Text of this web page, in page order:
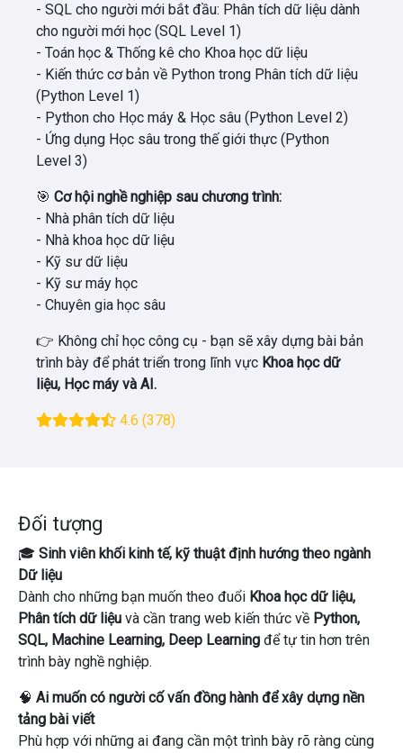
- SQL cho người mới bắt đầu: Phân tích dữ liệu dành
cho người mới học (SQL Level 1)
- Toán học & Thống kê cho Khoa học dữ liệu
- Kiến thức cơ bản về Python trong Phân tích dữ liệu
(Python Level 1)
- Python cho Học máy & Học sâu (Python Level 2)
- Ứng dụng Học sâu trong thế giới thực (Python
Level 3)
🎯 Cơ hội nghề nghiệp sau chương trình:
- Nhà phân tích dữ liệu
- Nhà khoa học dữ liệu
- Kỹ sư dữ liệu
- Kỹ sư máy học
- Chuyên gia học sâu
👉 Không chỉ học công cụ - bạn sẽ xây dựng bài bản
trình bày để phát triển trong lĩnh vực Khoa học dữ
liệu, Học máy và AI.
4.6 (378)
Đối tượng
🎓 Sinh viên khối kinh tế, kỹ thuật định hướng theo ngành
Dữ liệu
Dành cho những bạn muốn theo đuổi Khoa học dữ liệu,
Phân tích dữ liệu và cần trang web kiến ​​thức về Python,
SQL, Machine Learning, Deep Learning để tự tin hơn trên
trình bày nghề nghiệp.
🧠 Ai muốn có người cố vấn đồng hành để xây dựng nền
tảng bài viết
Phù hợp với những ai đang cần một trình bày rõ ràng cùng